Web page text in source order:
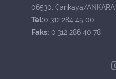
06530, Çankaya/ANKARA
Tel:0 312 284 45 00
Faks: 0 312 286 40 78